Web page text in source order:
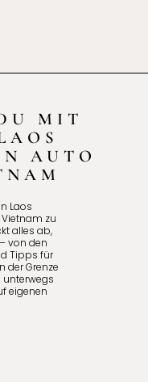
MIT
AUTO
Laos
zu
alles ab,
von den
Tipps für
der Grenze
unterwegs
eigenen